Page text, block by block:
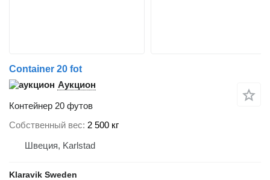
Container 20 fot
Аукцион
Контейнер 20 футов
Собственный вес 2 500 кг
Швеция, Karlstad
Klaravik Sweden